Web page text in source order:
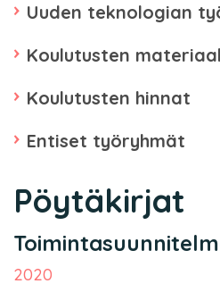
Uuden teknologian
Koulutusten
Koulutusten hinnat
Entiset työryhmät
Pöytäkirjat
2020